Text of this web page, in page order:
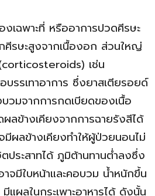
เฉพาะที่ หรืออาการปวดศีรษะ
ศีรษะสูงจากเนื้องอก ส่วนใหญ่
เช่น
รรเทาอาการ ซึ่งยาสเตียรอยด์
วมจากการกดเบียดของเนื้อ
ลข้างเคียงจากการฉายรังสีได้
ผลข้างเคียงทำให้ผู้ป่วยนอนไม่
ประสาทได้ ภูมิต้านทานต่ำลงซึ่ง
จมีใบหน้าและคอบวม น้ำหนักขึ้น
ผลในกระเพาะอาหารได้ ดังนั้น